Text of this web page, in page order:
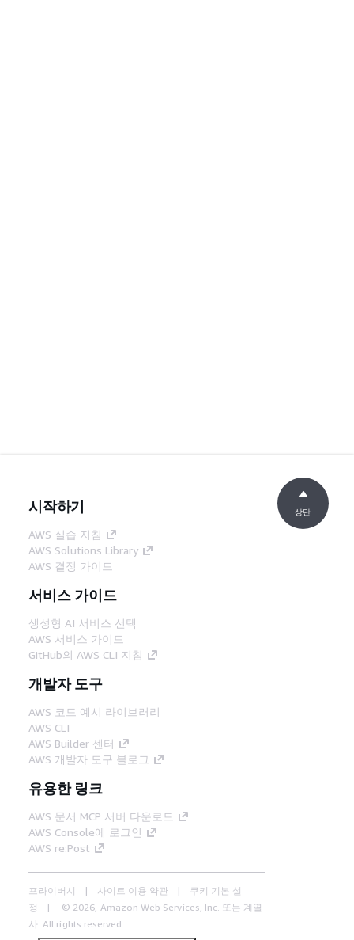
시작하기
AWS 실습 지침
AWS Solutions Library
AWS 결정 가이드
서비스 가이드
생성형 AI 서비스 선택
AWS 서비스 가이드
GitHub의 AWS CLI 지침
개발자 도구
AWS 코드 예시 라이브러리
AWS CLI
AWS Builder 센터
AWS 개발자 도구 블로그
유용한 링크
AWS 문서 MCP 서버 다운로드
AWS Console에 로그인
AWS re:Post
프라이버시 사이트 이용 약관
쿠키 기본 설
정
© 2026, Amazon Web Services, Inc. 또는 계열
사. All rights reserved.
상단